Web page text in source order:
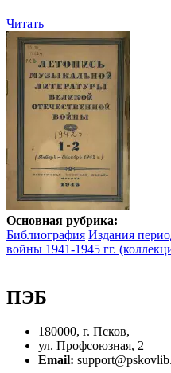
Читать
Основная рубрика:
Библиография Издания
войны 1941-1945 гг.
ПЭБ
180000, г. Псков,
ул. Профсоюзная, 2
Email: